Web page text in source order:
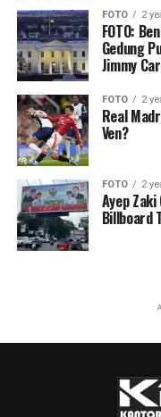
FOTO 2
FOTO:
Gedung
Jimmy
FOTO 2
Real
Ven?
FOTO 2
Ayep
Billboard